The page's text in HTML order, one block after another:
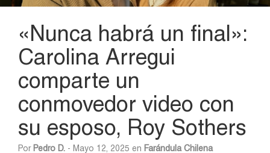
«Nunca habrá un final»:
Carolina Arregui
comparte un
conmovedor video con
su esposo, Roy Sothers
Por Pedro D. - Mayo 12, 2025 en Farándula Chilena